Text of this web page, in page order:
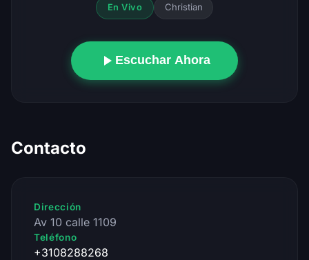
En Vivo Christian
Escuchar Ahora
Contacto
Dirección
Av 10 calle 1109
Teléfono
+3108288268